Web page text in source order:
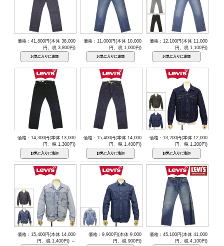
価格：41,800円(本体 38,000
円、税 3,800円)
価格：11,000円(本体 10,000
円、税 1,000円)
価格：12,100円(本体 11,000
円、税 1,100円)
価格：14,300円(本体 13,000
円、税 1,300円)
価格：15,400円(本体 14,000
円、税 1,400円)
価格：13,200円(本体 12,000
円、税 1,200円)
価格：15,400円(本体 14,000
円、税 1,400円) ～
価格：9,900円(本体 9,000
円、税 900円)
価格：45,100円(本体 41,000
円、税 4,100円)